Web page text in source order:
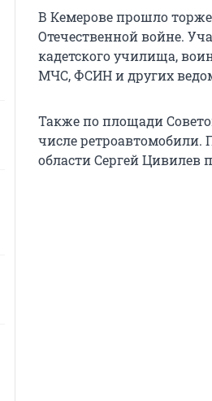
В Кемерове прошло
Отечественной войне.
кадетского училища,
МЧС, ФСИН и других
Также по площади
числе ретроавтомобили.
области Сергей Цивилев